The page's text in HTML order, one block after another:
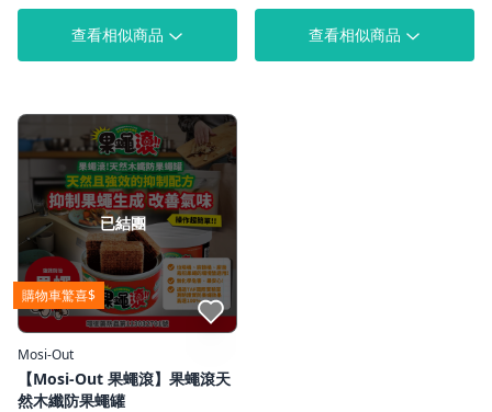
查看相似商品 查看相似商品
購物車驚喜$
已結團
點我收藏
Mosi-Out
【Mosi-Out 果蠅滾】果蠅滾天
然木纖防果蠅罐